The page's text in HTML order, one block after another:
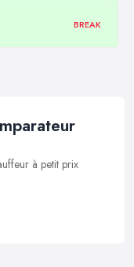
BREAK
à petit prix